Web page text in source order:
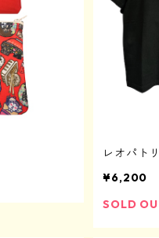
レオパト
¥6,200
SOLD